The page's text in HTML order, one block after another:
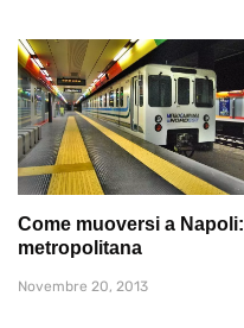
Come muoversi a Napoli:
metropolitana
Novembre 20, 2013